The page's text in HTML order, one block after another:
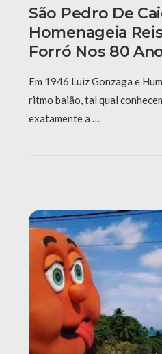
São Pedro De
Homenageia
Forró Nos 80
Em 1946 Luiz Gonzaga e
ritmo baião, tal qual
exatamente a …